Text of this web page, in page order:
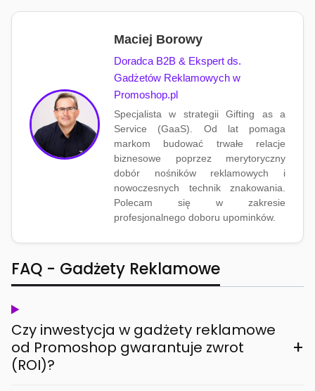
Maciej Borowy
Doradca B2B & Ekspert ds.
Gadżetów Reklamowych w
Promoshop.pl
Specjalista w strategii Gifting as a
Service (GaaS). Od lat pomaga
markom budować trwałe relacje
biznesowe poprzez merytoryczny
dobór nośników reklamowych i
nowoczesnych technik znakowania.
Polecam się w zakresie
profesjonalnego doboru upominków.
FAQ - Gadżety Reklamowe
Czy inwestycja w gadżety reklamowe
od Promoshop gwarantuje zwrot
(ROI)?
+